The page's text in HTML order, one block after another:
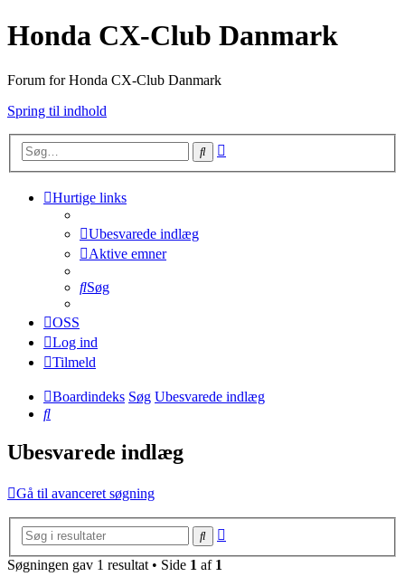
Honda CX-Club Danmark
Forum for Honda CX-Club Danmark
Spring til indhold
Søg
Hurtige links
Ubesvarede indlæg
Aktive emner
Søg
OSS
Log ind
Tilmeld
Boardindeks Søg Ubesvarede indlæg
Søg
Ubesvarede indlæg
Gå til avanceret søgning
Søg
Søgningen gav 1 resultat • Side 1 af 1